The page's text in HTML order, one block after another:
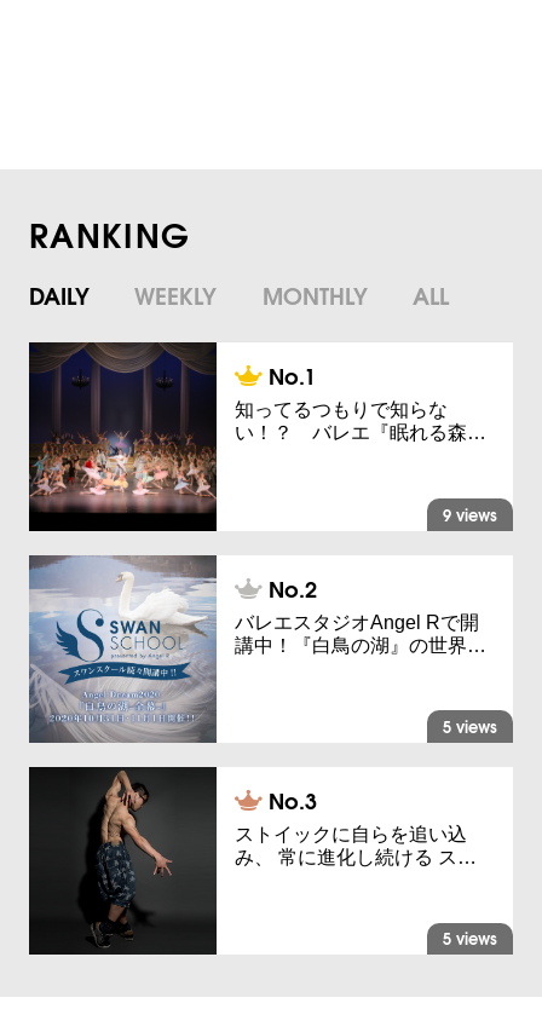
RANKING
DAILY WEEKLY MONTHLY ALL
知ってるつもりで知らな
い！？ バレエ『眠れる森…
9 views
バレエスタジオAngel Rで開
講中！『白鳥の湖』の世界…
5 views
ストイックに自らを追い込
み、 常に進化し続ける ス…
5 views